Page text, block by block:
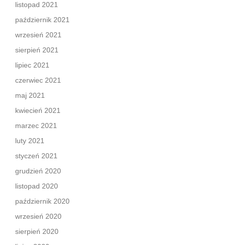
listopad 2021
październik 2021
wrzesień 2021
sierpień 2021
lipiec 2021
czerwiec 2021
maj 2021
kwiecień 2021
marzec 2021
luty 2021
styczeń 2021
grudzień 2020
listopad 2020
październik 2020
wrzesień 2020
sierpień 2020